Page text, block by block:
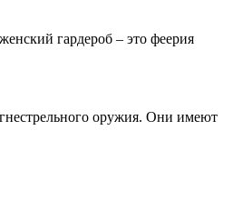
гардероб – это феерия
оружия. Они имеют